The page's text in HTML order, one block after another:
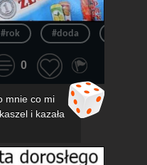
#rok #doda
0
mnie co mi
i kazała